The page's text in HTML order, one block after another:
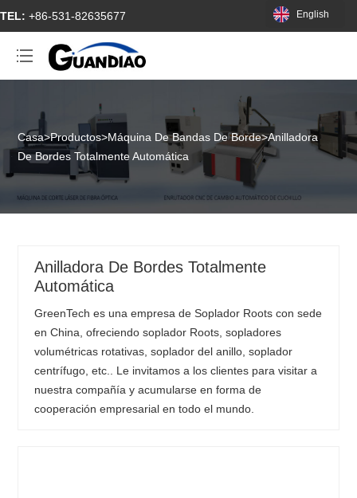
TEL: +86-531-82635677 English
Casa>Productos>Máquina De Bandas De Borde>Anilladora
De Bordes Totalmente Automática
Anilladora De Bordes Totalmente
Automática
GreenTech es una empresa de Soplador Roots con sede
en China, ofreciendo soplador Roots, sopladores
volumétricas rotativas, soplador del anillo, soplador
centrífugo, etc.. Le invitamos a los clientes para visitar a
nuestra compañía y acumularse en forma de
cooperación empresarial en todo el mundo.